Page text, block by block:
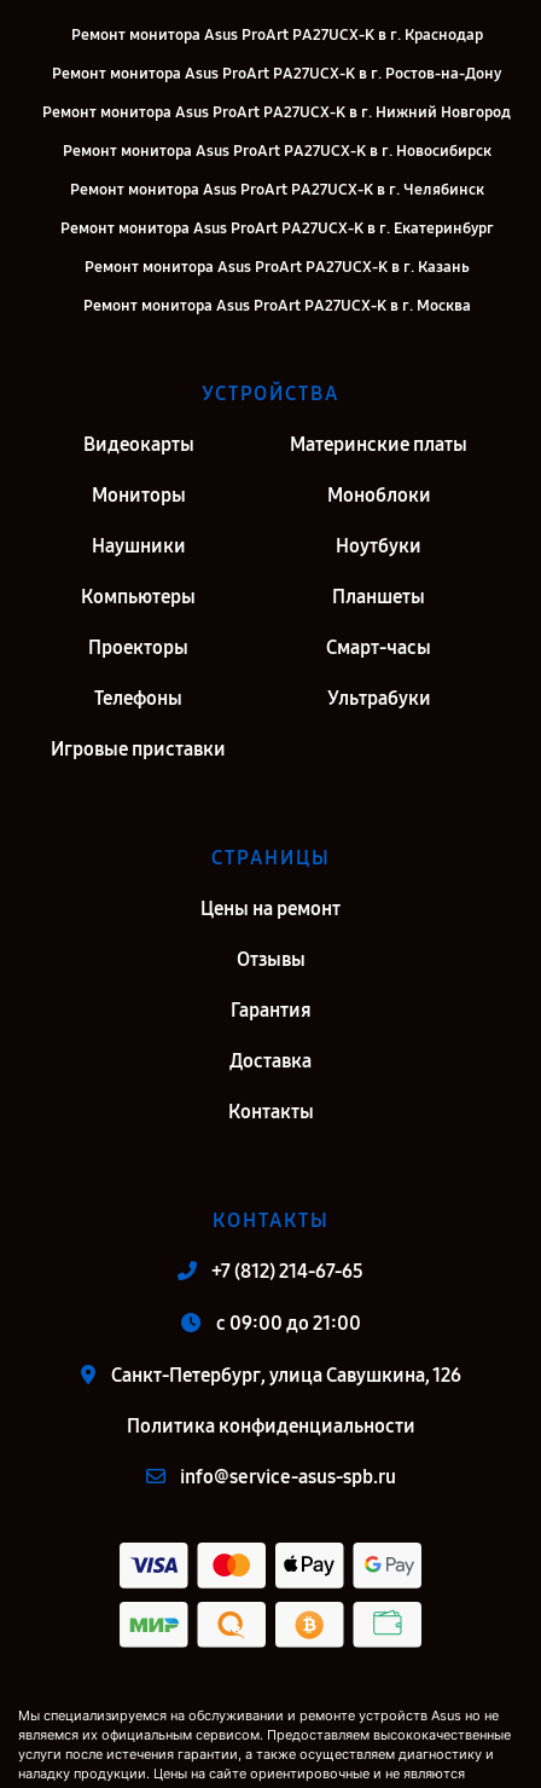
Ремонт монитора Asus ProArt PA27UCX-K в г. Краснодар
Ремонт монитора Asus ProArt PA27UCX-K в г. Ростов-на-Дону
Ремонт монитора Asus ProArt PA27UCX-K в г. Нижний Новгород
Ремонт монитора Asus ProArt PA27UCX-K в г. Новосибирск
Ремонт монитора Asus ProArt PA27UCX-K в г. Челябинск
Ремонт монитора Asus ProArt PA27UCX-K в г. Екатеринбург
Ремонт монитора Asus ProArt PA27UCX-K в г. Казань
Ремонт монитора Asus ProArt PA27UCX-K в г. Москва
УСТРОЙСТВА
Видеокарты Материнские платы
Мониторы Моноблоки
Наушники Ноутбуки
Компьютеры Планшеты
Проекторы Смарт-часы
Телефоны Ультрабуки
Игровые приставки
СТРАНИЦЫ
Цены на ремонт
Отзывы
Гарантия
Доставка
Контакты
КОНТАКТЫ
+7 (812) 214-67-65
c 09:00 до 21:00
Санкт-Петербург, улица Савушкина, 126
Политика конфиденциальности
info@service-asus-spb.ru
Мы специализируемся на обслуживании и ремонте устройств Asus но не
являемся их официальным сервисом. Предоставляем высококачественные
услуги после истечения гарантии, а также осуществляем диагностику и
наладку продукции. Цены на сайте ориентировочные и не являются